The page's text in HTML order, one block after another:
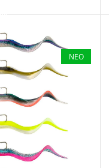
ΝΕΟ